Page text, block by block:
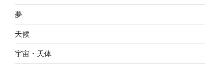
夢
天候
宇宙・天体